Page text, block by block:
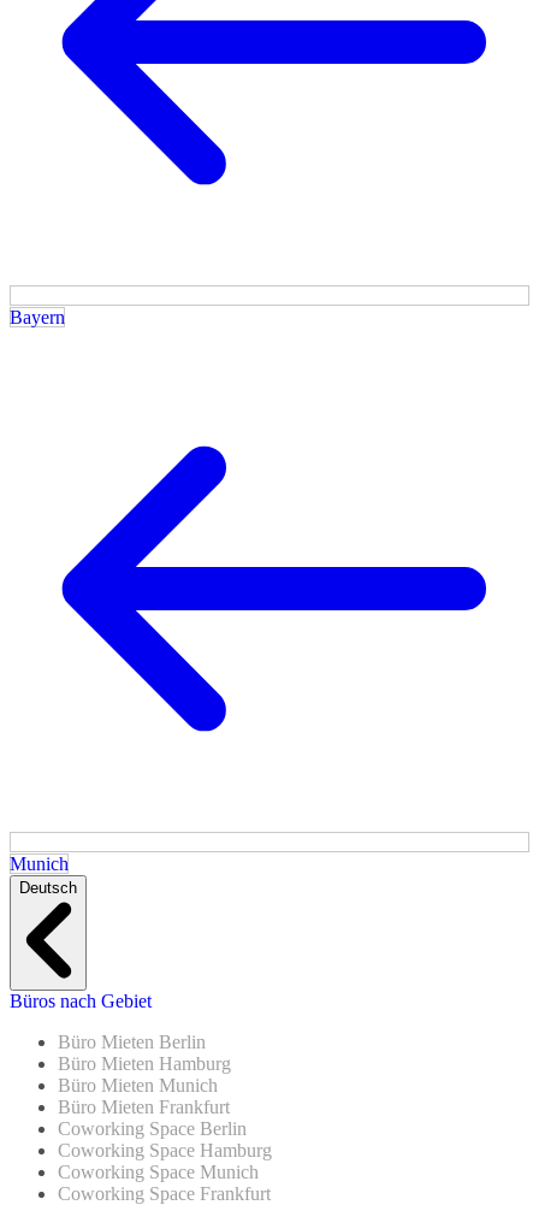
Bayern
Munich
Deutsch
Büros nach Gebiet
Büro Mieten Berlin
Büro Mieten Hamburg
Büro Mieten Munich
Büro Mieten Frankfurt
Coworking Space Berlin
Coworking Space Hamburg
Coworking Space Munich
Coworking Space Frankfurt